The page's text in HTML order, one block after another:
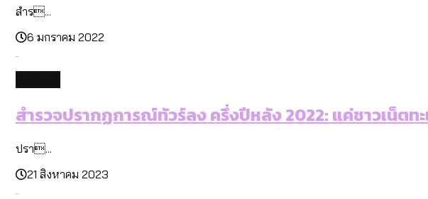
สำร...
6 มกราคม 2022
สำรวจปรากฏการณ์ทัวร์ลง ครึ่งปีหลัง 2022: แค่ชาวเน็ตทะ
ปรา...
21 สิงหาคม 2023